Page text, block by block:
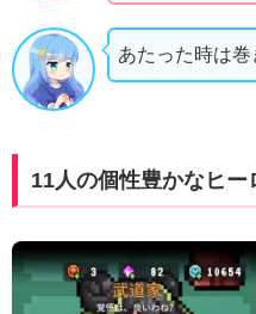
あたった時は
11人の個性豊かなヒー